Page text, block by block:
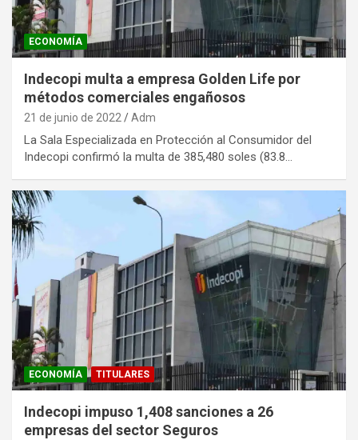
ECONOMÍA
Indecopi multa a empresa Golden Life por
métodos comerciales engañosos
21 de junio de 2022 Adm
La Sala Especializada en Protección al Consumidor del
Indecopi confirmó la multa de 385,480 soles (83.8…
ECONOMÍA TITULARES
Indecopi impuso 1,408 sanciones a 26
empresas del sector Seguros